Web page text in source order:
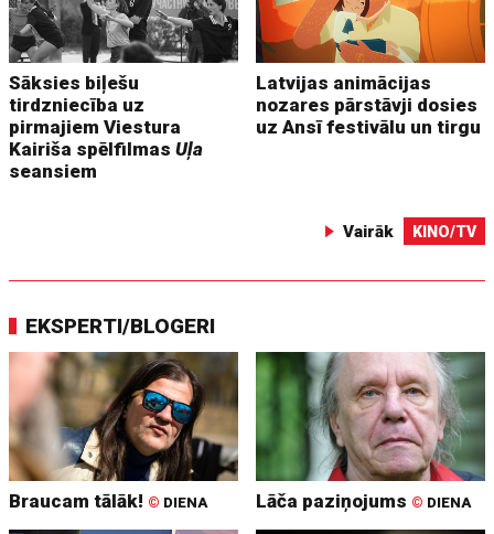
Sāksies biļešu
tirdzniecība uz
pirmajiem Viestura
Kairiša spēlfilmasUļa
seansiem
Latvijas animācijas
nozares pārstāvji dosies
uz Ansī festivālu un tirgu
Vairāk KINO/TV
EKSPERTI/BLOGERI
Braucam tālāk! © DIENA Lāča paziņojums © DIENA